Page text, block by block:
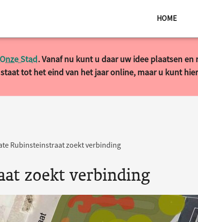
HOME
Onze Stad. Vanaf nu kunt u daar uw idee plaatsen
tot het eind van het jaar online, maar u kunt
Rubinsteinstraat zoekt verbinding
zoekt verbinding